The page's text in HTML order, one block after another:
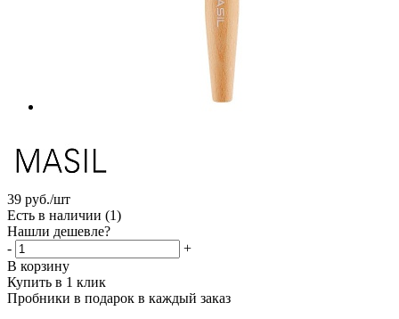
39 руб./шт
Есть в наличии (1)
Нашли дешевле?
-
+
В корзину
Купить в 1 клик
Пробники в подарок в каждый заказ